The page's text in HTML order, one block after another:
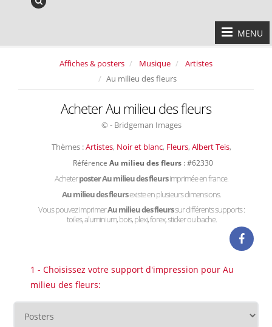
MENU
Affiches & posters Musique
Artistes
Au milieu des fleurs
Acheter Au milieu des fleurs
© - Bridgeman Images
Thèmes :Artistes, Noir et blanc, Fleurs, Albert Teis,
Référence Au milieu des fleurs : #62330
Acheterposter Au milieu des fleursimprimée en france.
Au milieu des fleursexiste en plusieurs dimensions.
Vous pouvez imprimerAu milieu des fleurssur différents supports :
toiles, aluminium, bois, plexi, forex, sticker ou bache.
1 - Choisissez votre support d'impression pour Au
milieu des fleurs: